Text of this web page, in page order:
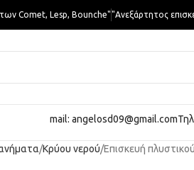
Comet, Lesp, Bounche""Ανεξάρτητος
mail: angelosd09@gmail.com
Κρύου νερού Επισκευή